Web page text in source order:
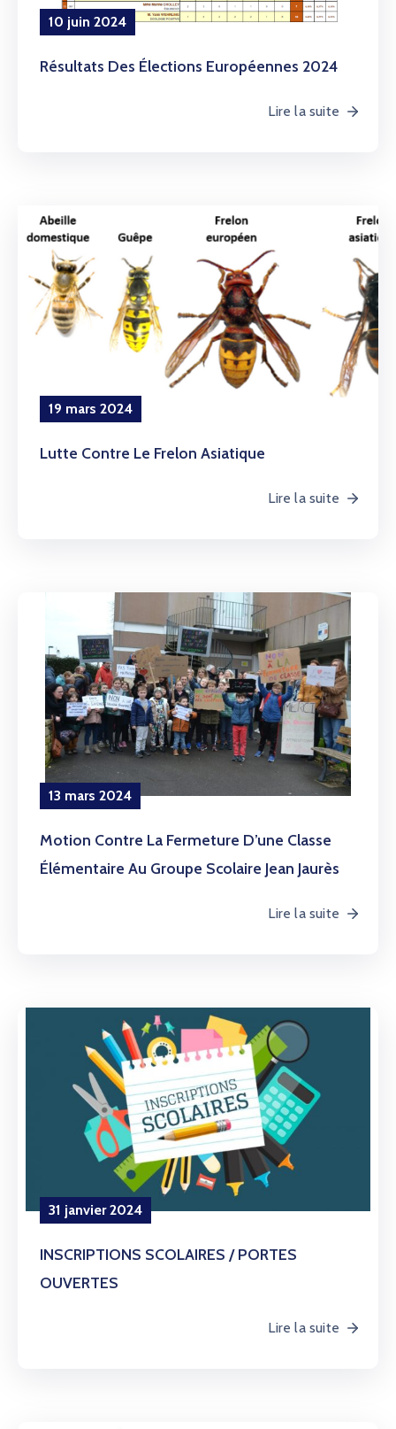
10 juin 2024
Résultats Des Élections Européennes 2024
Lire la suite
19 mars 2024
Lutte Contre Le Frelon Asiatique
Lire la suite
13 mars 2024
Motion Contre La Fermeture D’une Classe
Élémentaire Au Groupe Scolaire Jean Jaurès
Lire la suite
31 janvier 2024
INSCRIPTIONS SCOLAIRES / PORTES
OUVERTES
Lire la suite